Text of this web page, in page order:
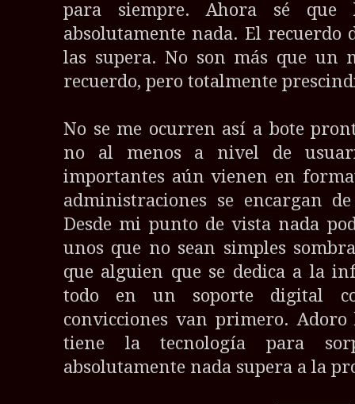
para siempre. Ahora sé que
absolutamente nada. El recuerdo
las supera. No son más que un
recuerdo, pero totalmente
No se me ocurren así a bote
no al menos a nivel de
importantes aún vienen en
administraciones se encargan
Desde mi punto de vista nada
unos que no sean simples
que alguien que se dedica a la
todo en un soporte digital
convicciones van primero. Adoro
tiene la tecnología para
absolutamente nada supera a la